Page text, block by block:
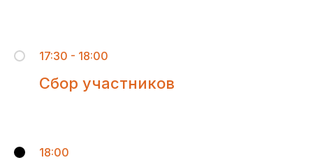
17:30 - 18:00
Сбор участников
18:00